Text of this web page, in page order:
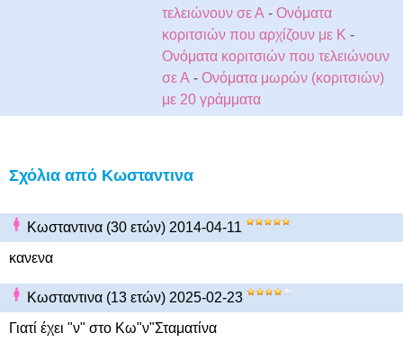
τελειώνουν σε Α - Ονόματα
κοριτσιών που αρχίζουν με Κ -
Ονόματα κοριτσιών που τελειώνουν
σε Α - Ονόματα μωρών (κοριτσιών)
με 20 γράμματα
Σχόλια από Κωσταντινα
Κωσταντινα (30 ετών) 2014-04-11
κανενα
Κωσταντινα (13 ετών) 2025-02-23
Γιατί έχει "ν" στο Κω"ν"Σταματίνα